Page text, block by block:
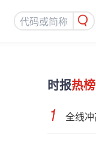
时报热榜